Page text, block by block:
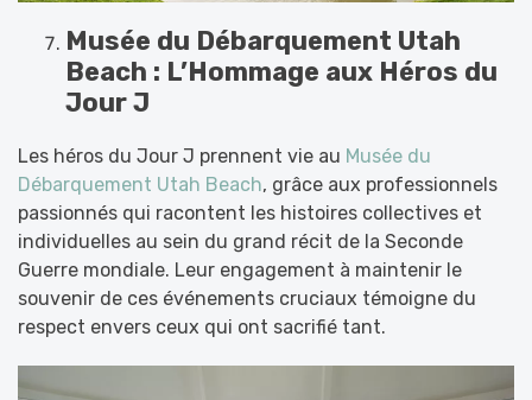
Musée du Débarquement Utah
Beach : L’Hommage aux Héros du
Jour J
Les héros du Jour J prennent vie au Musée du
Débarquement Utah Beach, grâce aux professionnels
passionnés qui racontent les histoires collectives et
individuelles au sein du grand récit de la Seconde
Guerre mondiale. Leur engagement à maintenir le
souvenir de ces événements cruciaux témoigne du
respect envers ceux qui ont sacrifié tant.